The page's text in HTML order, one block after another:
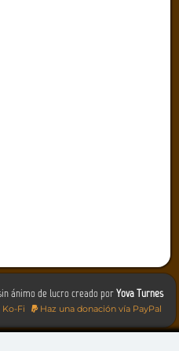
ánimo de lucro creado porYova Turnes
Fi Haz una donación vía PayPal